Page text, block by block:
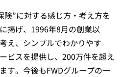
険”に対する感じ方・考え方を
掲げ、1996年8月の創業以
え、シンプルでわかりやす
ビスを提供し、200万件を超え
す。今後もFWDグループの一